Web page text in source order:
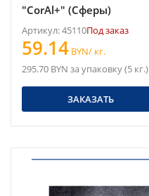
"CorAl+" (Сферы)
Артикул: 45110Под заказ
59.14 BYN/ кг.
295.70 BYN за упаковку (5 кг.)
ЗАКАЗАТЬ